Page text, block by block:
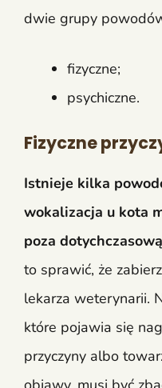
dwie grupy
fizyczne;
psychiczne.
Fizyczne
Istnieje kilka
wokalizacja u kota
poza
to sprawić, że
lekarza weterynarii.
które pojawia się
przyczyny albo